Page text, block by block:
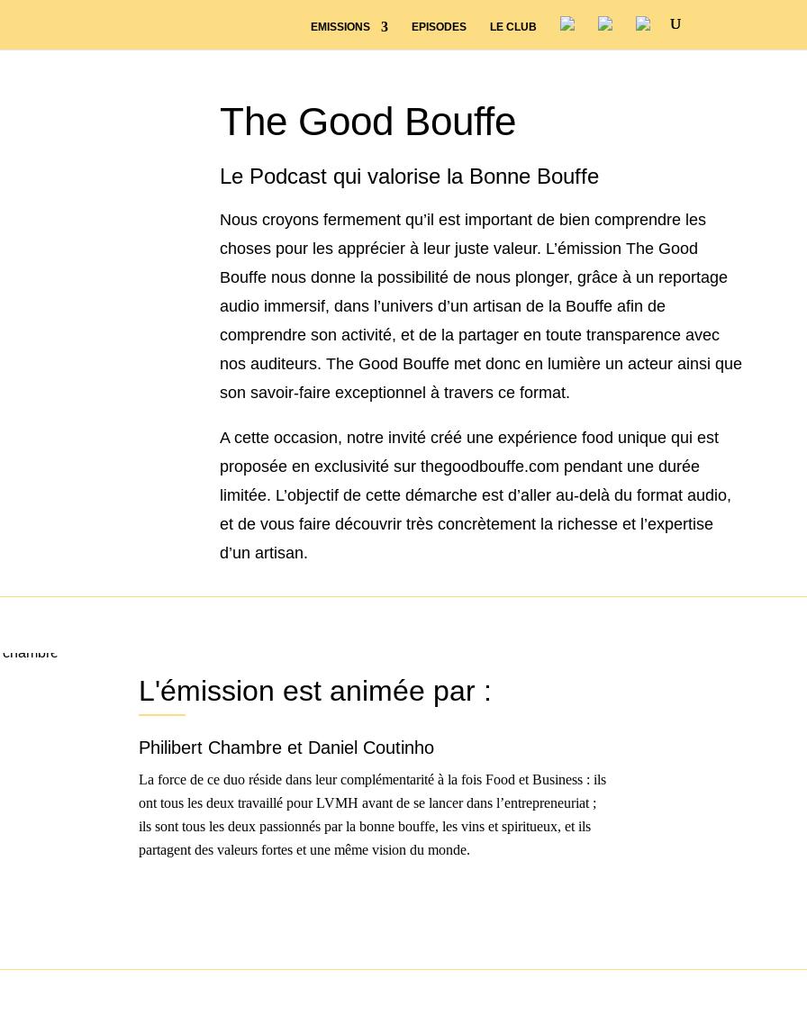
EMISSIONS EPISODES LE CLUB
The Good Bouffe
Le Podcast qui valorise la Bonne Bouffe
Nous croyons fermement qu’il est important de bien comprendre les
choses pour les apprécier à leur juste valeur. L’émission The Good
Bouffe nous donne la possibilité de nous plonger, grâce à un reportage
audio immersif, dans l’univers d’un artisan de la Bouffe afin de
comprendre son activité, et de la partager en toute transparence avec
nos auditeurs. The Good Bouffe met donc en lumière un acteur ainsi que
son savoir-faire exceptionnel à travers ce format.
A cette occasion, notre invité créé une expérience food unique qui est
proposée en exclusivité sur thegoodbouffe.com pendant une durée
limitée. L’objectif de cette démarche est d’aller au-delà du format audio,
et de vous faire découvrir très concrètement la richesse et l’expertise
d’un artisan.
L'émission est animée par :
Philibert Chambre et Daniel Coutinho
La force de ce duo réside dans leur complémentarité à la fois Food et Business : ils
ont tous les deux travaillé pour LVMH avant de se lancer dans l’entrepreneuriat ;
ils sont tous les deux passionnés par la bonne bouffe, les vins et spiritueux, et ils
partagent des valeurs fortes et une même vision du monde.